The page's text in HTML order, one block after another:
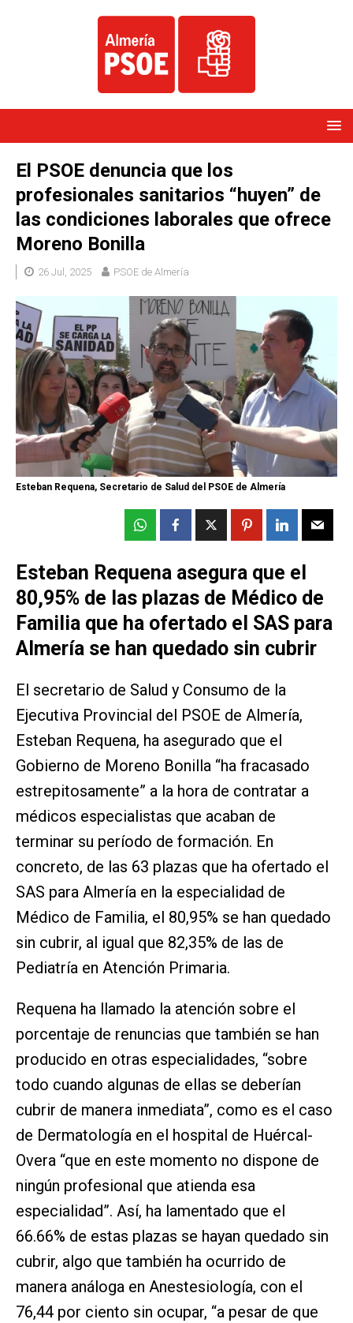
El PSOE denuncia que los
profesionales sanitarios “huyen” de
las condiciones laborales que ofrece
Moreno Bonilla
26 Jul, 2025 PSOE de Almería
Esteban Requena, Secretario de Salud del PSOE de Almería
Esteban Requena asegura que el
80,95% de las plazas de Médico de
Familia que ha ofertado el SAS para
Almería se han quedado sin cubrir
El secretario de Salud y Consumo de la
Ejecutiva Provincial del PSOE de Almería,
Esteban Requena, ha asegurado que el
Gobierno de Moreno Bonilla “ha fracasado
estrepitosamente” a la hora de contratar a
médicos especialistas que acaban de
terminar su período de formación. En
concreto, de las 63 plazas que ha ofertado el
SAS para Almería en la especialidad de
Médico de Familia, el 80,95% se han quedado
sin cubrir, al igual que 82,35% de las de
Pediatría en Atención Primaria.
Requena ha llamado la atención sobre el
porcentaje de renuncias que también se han
producido en otras especialidades, “sobre
todo cuando algunas de ellas se deberían
cubrir de manera inmediata”, como es el caso
de Dermatología en el hospital de Huércal-
Overa “que en este momento no dispone de
ningún profesional que atienda esa
especialidad”. Así, ha lamentado que el
66.66% de estas plazas se hayan quedado sin
cubrir, algo que también ha ocurrido de
manera análoga en Anestesiología, con el
76,44 por ciento sin ocupar, “a pesar de que